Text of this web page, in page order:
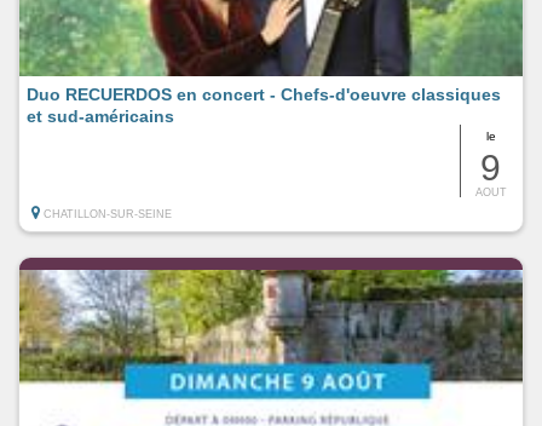
le
9
AOUT
Duo RECUERDOS en concert - Chefs-d'oeuvre classiques
et sud-américains
CHATILLON-SUR-SEINE